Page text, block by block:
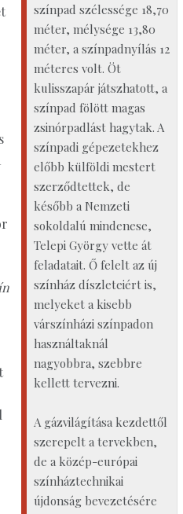
színpad szélessége 18,70
méter, mélysége 13,80
méter, a színpadnyílás 12
méteres volt. Öt
kulisszapár játszhatott, a
színpad fölött magas
zsinórpadlást hagytak. A
színpadi gépezetekhez
előbb külföldi mestert
szerződtettek, de
később a Nemzeti
sokoldalú mindenese,
Telepi György vette át
feladatait. Ő felelt az új
színház díszleteiért is,
melyeket a kisebb
várszínházi színpadon
használtaknál
nagyobbra, szebbre
kellett tervezni.
A gázvilágítása kezdettől
szerepelt a tervekben,
de a közép-európai
színháztechnikai
újdonság bevezetésére